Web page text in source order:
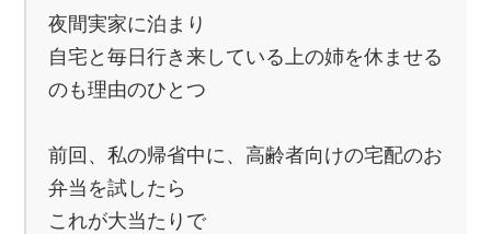
夜間実家に泊まり
自宅と毎日行き来している上の姉を休ませる
のも理由のひとつ
前回、私の帰省中に、高齢者向けの宅配のお
弁当を試したら
これが大当たりで